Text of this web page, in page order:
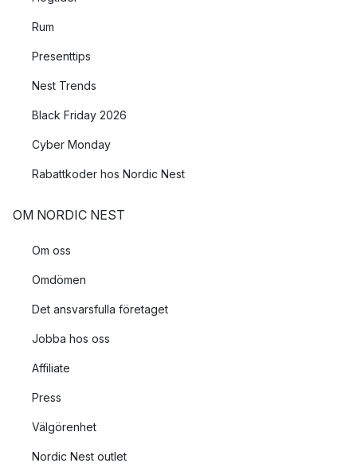
Rum
Presenttips
Nest Trends
Black Friday 2026
Cyber Monday
Rabattkoder hos Nordic Nest
OM NORDIC NEST
Om oss
Omdömen
Det ansvarsfulla företaget
Jobba hos oss
Affiliate
Press
Välgörenhet
Nordic Nest outlet